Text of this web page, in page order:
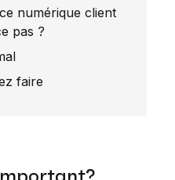
numérique client
pas ?
faire